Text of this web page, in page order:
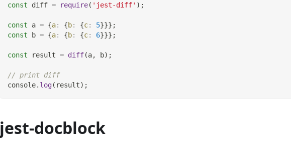
const diff = require( 'jest-diff' ) ;
const a = {a: {b: {c: 5}}} ;
const b = {a: {b: {c: 6}}} ;
const result = diff(a, b) ;
// print diff
console. log( result) ;
jest-docblock